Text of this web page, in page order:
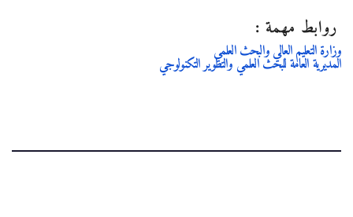
روابط مهمة :
وزارة التعليم العالي والبحث العلمي
المديرية العامة للبحث العلمي والتطوير التكنولوجي